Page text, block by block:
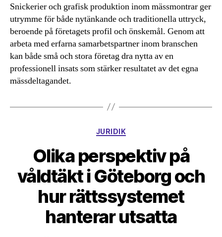
Snickerier och grafisk produktion inom mässmontrar ger
utrymme för både nytänkande och traditionella uttryck,
beroende på företagets profil och önskemål. Genom att
arbeta med erfarna samarbetspartner inom branschen
kan både små och stora företag dra nytta av en
professionell insats som stärker resultatet av det egna
mässdeltagandet.
Kategorier
JURIDIK
Olika perspektiv på
våldtäkt i Göteborg och
hur rättssystemet
hanterar utsatta